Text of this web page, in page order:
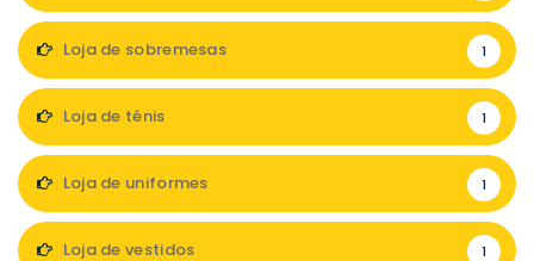
Loja de sobremesas 1
Loja de ténis 1
Loja de uniformes 1
Loja de vestidos 1